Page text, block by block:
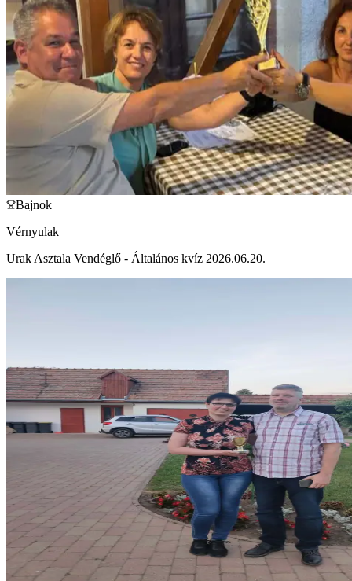
Bajnok
Vérnyulak
Urak Asztala Vendéglő - Általános kvíz 2026.06.20.